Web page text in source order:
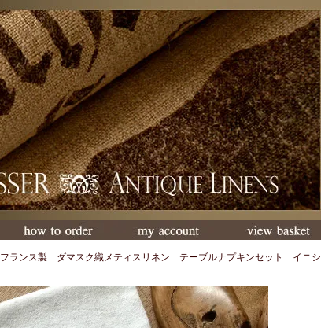
フランス製 ダマスク織メティスリネン テーブルナプキンセット イニシ